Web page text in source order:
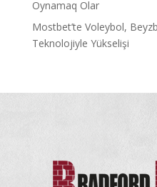
Oynamaq Olar
Mostbet’te Voleybol,
Teknolojiyle Yükselişi